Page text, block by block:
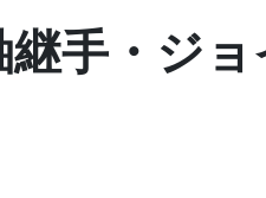
手・ジ